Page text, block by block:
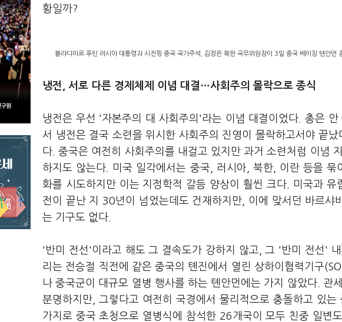
황일까?
블라디미르 푸틴 러시아 대통령과 시진핑 중국 국가주석, 김정은 북한 국무위원장이 3일 중국 베이징 톈안
냉전, 서로 다른 경제체제 이념 대결…사회주의 몰락으로 종식
냉전은 우선 '자본주의 대 사회주의'라는 이념 대결이었다. 총은
서 냉전은 결국 소련을 위시한 사회주의 진영이 몰락하고서야 끝
다. 중국은 여전히 사회주의를 내걸고 있지만 과거 소련처럼 이념
하지도 않는다. 미국 일각에서는 중국, 러시아, 북한, 이란 등을
화를 시도하지만 이는 지정학적 갈등 양상이 훨씬 크다. 미국과
전이 끝난 지 30년이 넘었는데도 건재하지만, 이에 맞서던 바르
는 기구도 없다.
'반미 전선'이라고 해도 그 결속도가 강하지 않고, 그 '반미 전선'
리는 전승절 직전에 같은 중국의 톈진에서 열린 상하이협력기구
나 중국군이 대규모 열병 행사를 하는 톈안먼에는 가지 않았다. 관
분명하지만, 그렇다고 여전히 국경에서 물리적으로 충돌하고 있
가지로 중국 초청으로 열병식에 참석한 26개국이 모두 친중 일변